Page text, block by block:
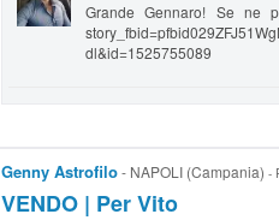
Grande Gennaro! Se ne
dl&id=1525755089
Genny Astrofilo- NAPOLI (Campania) -
VENDO | Per Vito